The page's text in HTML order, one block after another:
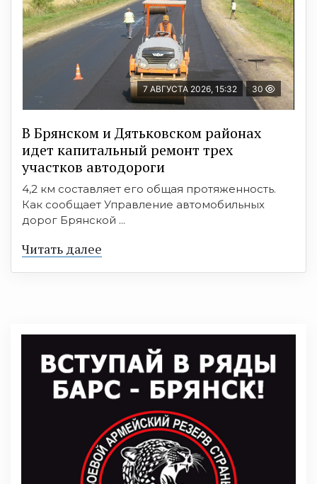
7 АВГУСТА 2026, 15:32 30
В Брянском и Дятьковском районах
идет капитальный ремонт трех
участков автодороги
4,2 км составляет его общая протяженность.
Как сообщает Управление автомобильных
дорог Брянской ...
Читать далее